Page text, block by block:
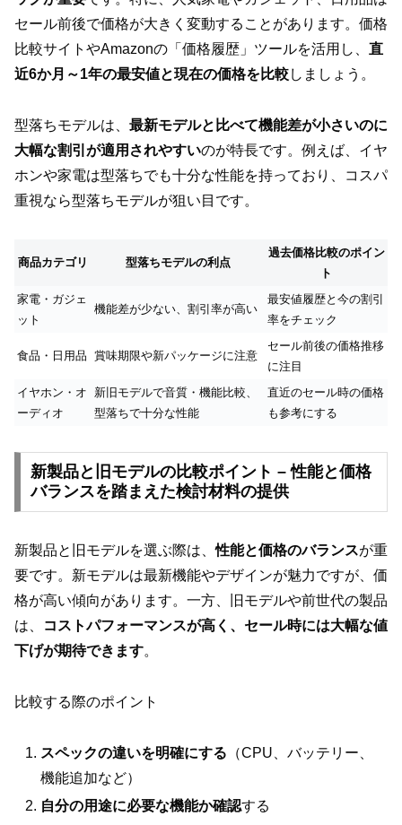
セール前後で価格が大きく変動することがあります。価格
比較サイトやAmazonの「価格履歴」ツールを活用し、 直
近6か月～1年の最安値と現在の価格を比較しましょう。
型落ちモデルは、 最新モデルと比べて機能差が小さいのに
大幅な割引が適用されやすいのが特長です。例えば、イヤ
ホンや家電は型落ちでも十分な性能を持っており、コスパ
重視なら型落ちモデルが狙い目です。
商品カテゴリ 型落ちモデルの利点
過去価格比較のポイン
ト
家電・ガジェ
ット
機能差が少ない、割引率が高い
最安値履歴と今の割引
率をチェック
食品・日用品 賞味期限や新パッケージに注意
セール前後の価格推移
に注目
イヤホン・オ
ーディオ
新旧モデルで音質・機能比較、
型落ちで十分な性能
直近のセール時の価格
も参考にする
新製品と旧モデルの比較ポイント – 性能と価格
バランスを踏まえた検討材料の提供
新製品と旧モデルを選ぶ際は、性能と価格のバランスが重
要です。新モデルは最新機能やデザインが魅力ですが、価
格が高い傾向があります。一方、旧モデルや前世代の製品
は、
コストパフォーマンスが高く、セール時には大幅な値
下げが期待できます。
比較する際のポイント
スペックの違いを明確にする （CPU、バッテリー、
機能追加など）
自分の用途に必要な機能か確認する